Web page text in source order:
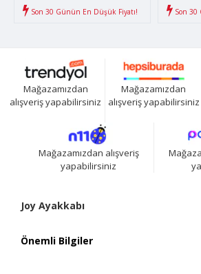
Son 30 Günün En Düşük Fiyatı!
Son 30
Mağazamızdan
alışveriş yapabilirsiniz
Mağazamızdan
alışveriş yapabilirsiniz
Mağazamızdan alışveriş
yapabilirsiniz
Joy Ayakkabı
Önemli Bilgiler